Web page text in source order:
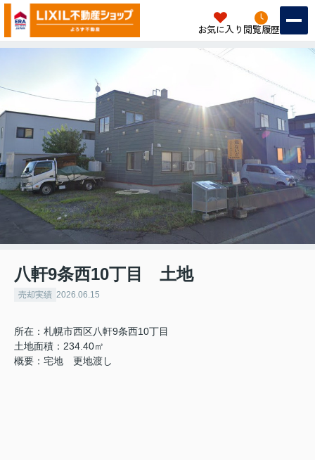
お気に入り 閲覧履歴
八軒9条西10丁目 土地
売却実績 2026.06.15
所在：札幌市西区八軒9条西10丁目
土地面積：234.40㎡
概要：宅地 更地渡し